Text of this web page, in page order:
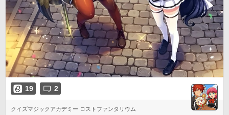
19 2
クイズマジックアカデミー ロストファンタリウム